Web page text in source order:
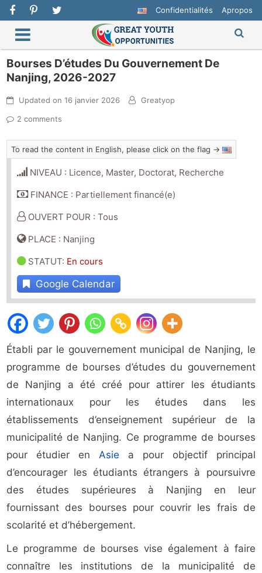
Confidentialités Apropos
Bourses D’études Du Gouvernement De
Nanjing, 2026-2027
Updated on16 janvier 2026
Greatyop
2 comments
To read the content in English, please click on the flag →
NIVEAU : Licence, Master, Doctorat, Recherche
FINANCE : Partiellement financé(e)
OUVERT POUR : Tous
PLACE : Nanjing
STATUT: En cours
Google Calendar
Établi par le gouvernement municipal de Nanjing, le
programme de bourses d’études du gouvernement
de Nanjing a été créé pour attirer les étudiants
internationaux pour les études dans les
établissements d’enseignement supérieur de la
municipalité de Nanjing. Ce programme de bourses
pour étudier enAsie a pour objectif principal
d’encourager les étudiants étrangers à poursuivre
des études supérieures à Nanjing en leur
fournissant des bourses pour couvrir les frais de
scolarité et d’hébergement.
Le programme de bourses vise également à faire
connaître les institutions de la municipalité de